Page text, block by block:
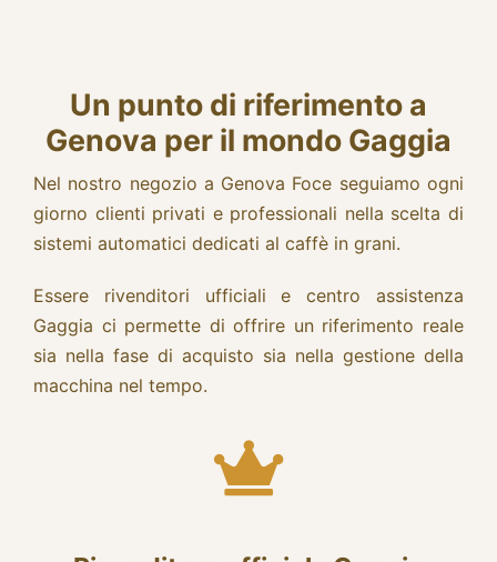
Un punto di riferimento a
Genova per il mondo Gaggia
Nel nostro negozio a Genova Foce seguiamo ogni
giorno clienti privati e professionali nella scelta di
sistemi automatici dedicati al caffè in grani.
Essere rivenditori ufficiali ecentro assistenza
Gaggia ci permette di offrire un riferimento reale
sia nella fase di acquisto sia nella gestione della
macchina nel tempo.